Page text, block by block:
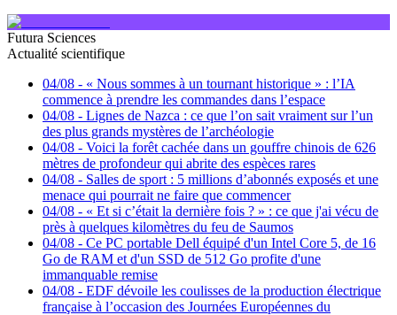
Futura Sciences
Actualité scientifique
04/08 - « Nous sommes à un tournant historique » : l’IA
commence à prendre les commandes dans l’espace
04/08 - Lignes de Nazca : ce que l’on sait vraiment sur l’un
des plus grands mystères de l’archéologie
04/08 - Voici la forêt cachée dans un gouffre chinois de 626
mètres de profondeur qui abrite des espèces rares
04/08 - Salles de sport : 5 millions d’abonnés exposés et une
menace qui pourrait ne faire que commencer
04/08 - « Et si c’était la dernière fois ? » : ce que j'ai vécu de
près à quelques kilomètres du feu de Saumos
04/08 - Ce PC portable Dell équipé d'un Intel Core 5, de 16
Go de RAM et d'un SSD de 512 Go profite d'une
immanquable remise
04/08 - EDF dévoile les coulisses de la production électrique
française à l’occasion des Journées Européennes du